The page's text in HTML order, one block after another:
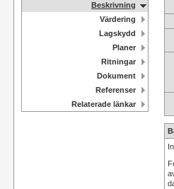
Beskrivning
Värdering
Lagskydd
Planer
Ritningar
Dokument
Referenser
Relaterade länkar